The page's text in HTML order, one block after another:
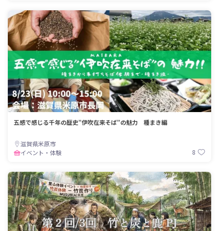
五感で感じる千年の歴史”伊吹在来そば”の魅力 種まき編
滋賀県米原市
イベント・体験
8